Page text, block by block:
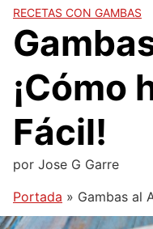
RECETAS CON GAMBAS
¡Cómo
Fácil!
por Jose G Garre
Portada » Gambas al